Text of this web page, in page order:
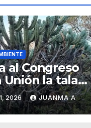
al Congreso
Unión la tala
en
capital
2026 JUANMA A